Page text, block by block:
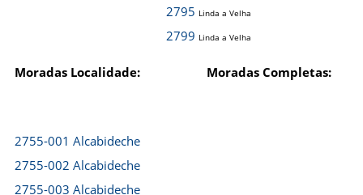
2795 Linda a Velha
2799 Linda a Velha
Moradas Localidade: Moradas Completas:
2755-001 Alcabideche
2755-002 Alcabideche
2755-003 Alcabideche